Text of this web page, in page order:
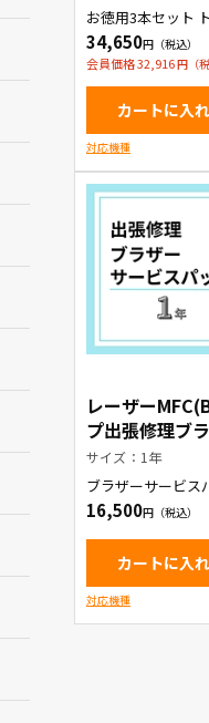
お徳用3本セット
ートリッジ
34,650
会員価格 32,916
カートに入
対応機種
レーザー
プ出張修理ブ
サービスパック
サイズ：1年
ブラザーサービス
16,500
カートに入
対応機種